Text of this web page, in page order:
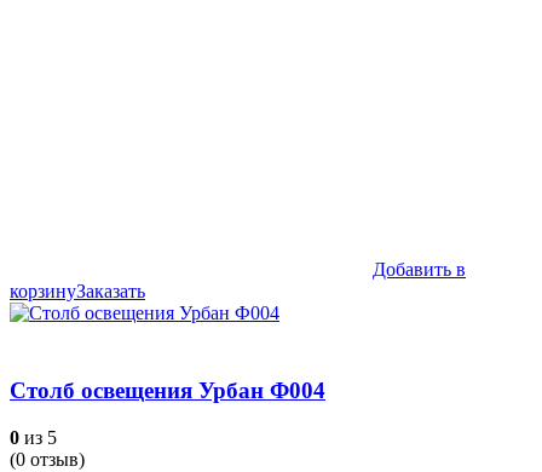
Добавить в
корзинуЗаказать
Столб освещения Урбан Ф004
0 из 5
(0 отзыв)